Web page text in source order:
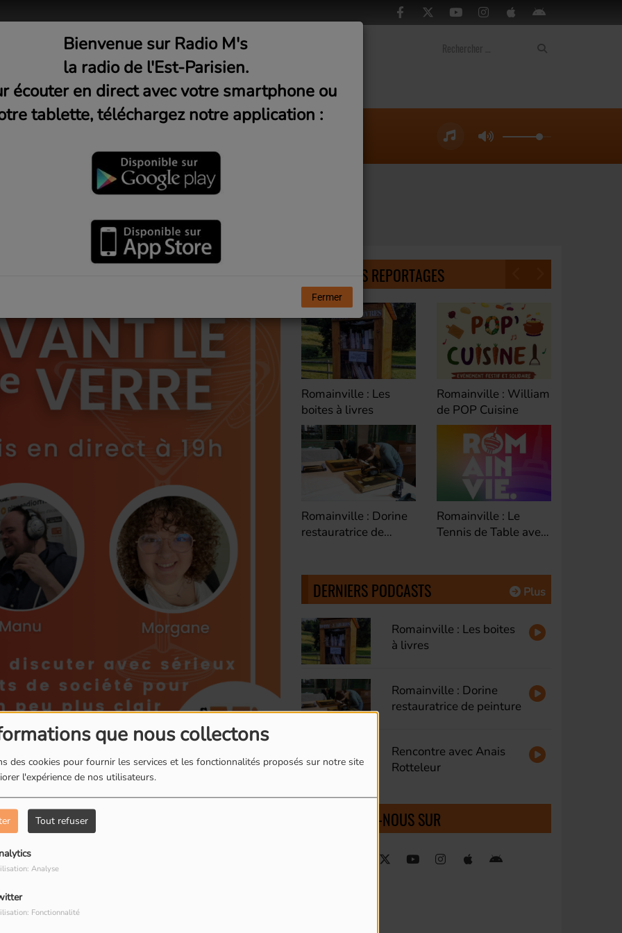
que nous collectons
des cookies pour fournir les services et les fonctionnalités proposés sur notre site
l'expérience de nos utilisateurs.
Tout refuser
Analyse
Fonctionnalité
Musique Médias
19h)
animé par trois fortes personnalités :
et humour de sujets de société pour
DERNIERS REPORTAGES
Romainville : Les
boites à livres
Romainville : Dorine
restauratrice de
peinture
Romainville : William
de POP Cuisine
Romainville : Le
Tennis de Table avec
Romainville : Riad de
Cyclofficine
Fontenay-sous-bois :
Festival land'art
Plus
DERNIERS PODCASTS
Romainville : Les boites
à livres
Romainville : Dorine
restauratrice de peinture
Rencontre avec Anais
Rotteleur
RETROUVEZ-NOUS SUR
Bienvenue sur Radio M's
la radio de l'Est-Parisien.
écouter en direct avec votre smartphone ou
tablette, téléchargez notre application :
Fermer